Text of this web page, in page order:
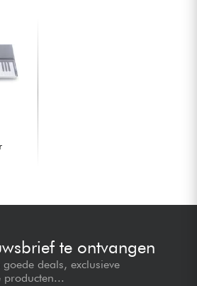
te ontvangen
deals, exclusieve
producten...